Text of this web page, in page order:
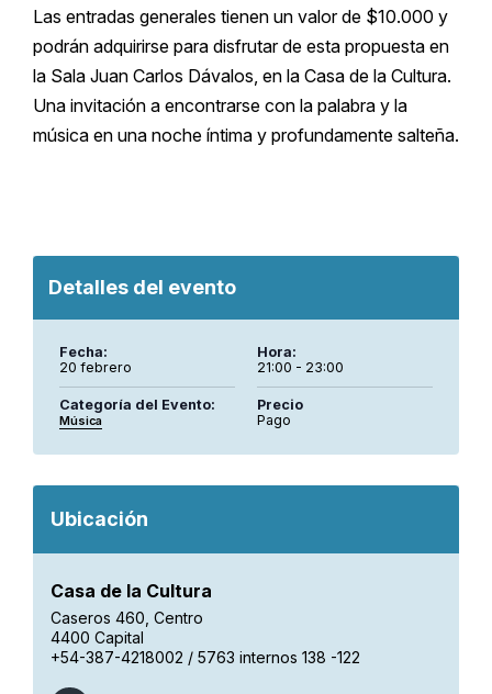
Las entradas generales tienen un valor de $10.000 y
podrán adquirirse para disfrutar de esta propuesta en
la Sala Juan Carlos Dávalos, en la Casa de la Cultura.
Una invitación a encontrarse con la palabra y la
música en una noche íntima y profundamente salteña.
Detalles del evento
Fecha:
20 febrero
Hora:
21:00 - 23:00
Categoría del Evento:
Música
Precio
Pago
Ubicación
Casa de la Cultura
Caseros 460, Centro
4400 Capital
+54-387-4218002 / 5763 internos 138 -122